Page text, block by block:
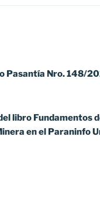
Pasantía Nro. 148/
libro Fundamentos
en el Paraninfo